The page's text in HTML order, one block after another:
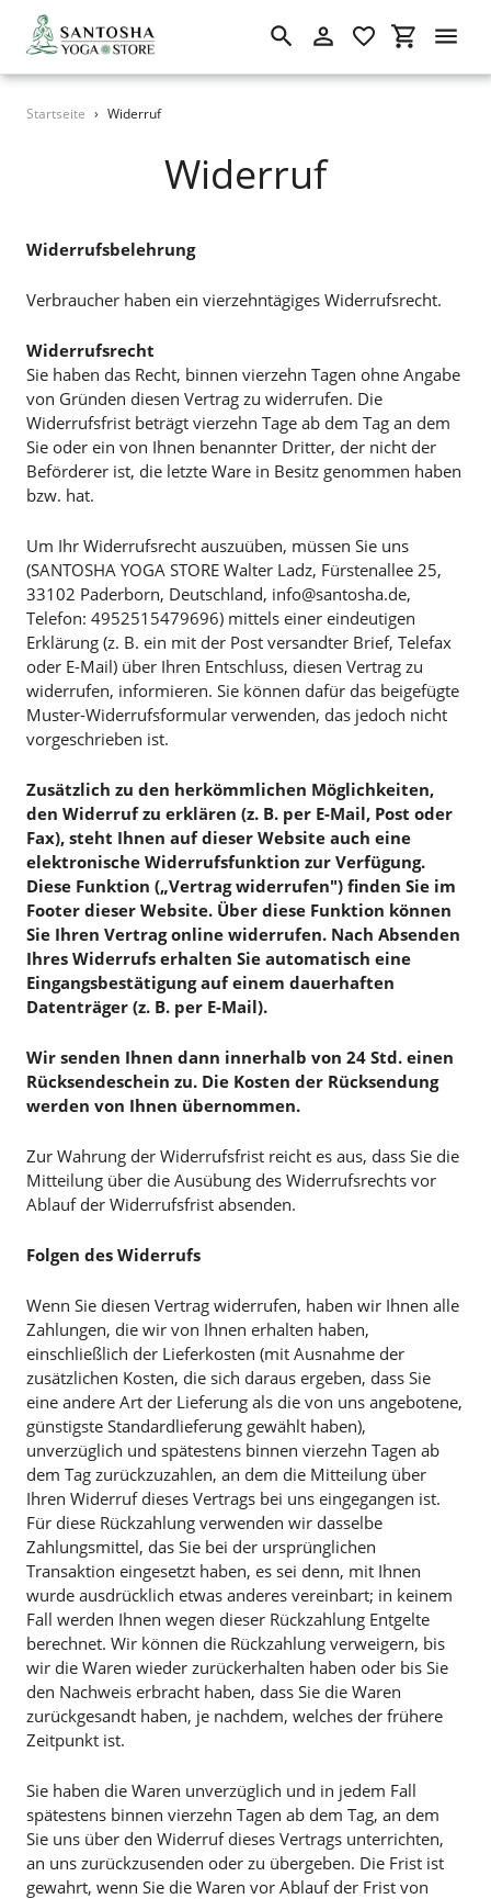
Direkt
SuchenEinloggen
Startseite › Widerruf
Widerruf
Widerrufsbelehrung
Verbraucher haben ein vierzehntägiges Widerrufsrecht.
Widerrufsrecht
Sie haben das Recht, binnen vierzehn Tagen ohne Angabe
von Gründen diesen Vertrag zu widerrufen. Die
Widerrufsfrist beträgt vierzehn Tage ab dem Tag an dem
Sie oder ein von Ihnen benannter Dritter, der nicht der
Beförderer ist, die letzte Ware in Besitz genommen haben
bzw. hat.
Um Ihr Widerrufsrecht auszuüben, müssen Sie uns
(SANTOSHA YOGA STORE Walter Ladz, Fürstenallee 25,
33102 Paderborn, Deutschland, info@santosha.de,
Telefon: 4952515479696) mittels einer eindeutigen
Erklärung (z. B. ein mit der Post versandter Brief, Telefax
oder E-Mail) über Ihren Entschluss, diesen Vertrag zu
widerrufen, informieren. Sie können dafür das beigefügte
Muster-Widerrufsformular verwenden, das jedoch nicht
vorgeschrieben ist.
Zusätzlich zu den herkömmlichen Möglichkeiten,
den Widerruf zu erklären (z. B. per E-Mail, Post oder
Fax), steht Ihnen auf dieser Website auch eine
elektronische Widerrufsfunktion zur Verfügung.
Diese Funktion („Vertrag widerrufen") finden Sie im
Footer dieser Website. Über diese Funktion können
Sie Ihren Vertrag online widerrufen. Nach Absenden
Ihres Widerrufs erhalten Sie automatisch eine
Eingangsbestätigung auf einem dauerhaften
Datenträger (z. B. per E-Mail).
Wir senden Ihnen dann innerhalb von 24 Std. einen
Rücksendeschein zu. Die Kosten der Rücksendung
werden von Ihnen übernommen.
Zur Wahrung der Widerrufsfrist reicht es aus, dass Sie die
Mitteilung über die Ausübung des Widerrufsrechts vor
Ablauf der Widerrufsfrist absenden.
Folgen des Widerrufs
Wenn Sie diesen Vertrag widerrufen, haben wir Ihnen alle
Zahlungen, die wir von Ihnen erhalten haben,
einschließlich der Lieferkosten (mit Ausnahme der
zusätzlichen Kosten, die sich daraus ergeben, dass Sie
eine andere Art der Lieferung als die von uns angebotene,
günstigste Standardlieferung gewählt haben),
unverzüglich und spätestens binnen vierzehn Tagen ab
dem Tag zurückzuzahlen, an dem die Mitteilung über
Ihren Widerruf dieses Vertrags bei uns eingegangen ist.
Für diese Rückzahlung verwenden wir dasselbe
Zahlungsmittel, das Sie bei der ursprünglichen
Transaktion eingesetzt haben, es sei denn, mit Ihnen
wurde ausdrücklich etwas anderes vereinbart; in keinem
Fall werden Ihnen wegen dieser Rückzahlung Entgelte
berechnet. Wir können die Rückzahlung verweigern, bis
wir die Waren wieder zurückerhalten haben oder bis Sie
den Nachweis erbracht haben, dass Sie die Waren
zurückgesandt haben, je nachdem, welches der frühere
Zeitpunkt ist.
Sie haben die Waren unverzüglich und in jedem Fall
spätestens binnen vierzehn Tagen ab dem Tag, an dem
Sie uns über den Widerruf dieses Vertrags unterrichten,
an uns zurückzusenden oder zu übergeben. Die Frist ist
gewahrt, wenn Sie die Waren vor Ablauf der Frist von